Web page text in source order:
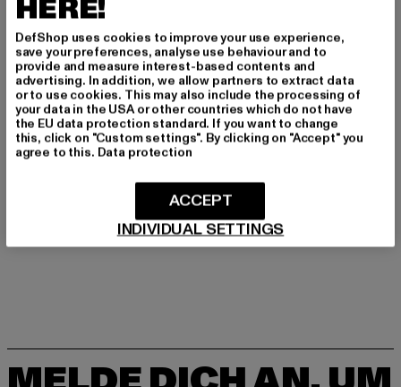
Hersteller: Buffalo Boots GmbH |service-de@buffalo-
boots.com
Schanzenstraße 41 | 51063 Köln | DE
GRÖSSE & PASSFORM
PFLEGEHINWEISE
LIEFERUNG & RÜCKGABE
HERE!
DefShop uses cookies to improve your use experience,
save your preferences, analyse use behaviour and to
provide and measure interest-based contents and
advertising. In addition, we allow partners to extract data
or to use cookies. This may also include the processing of
your data in the USA or other countries which do not have
the EU data protection standard. If you want to change
this, click on "Custom settings". By clicking on "Accept" you
agree to this. Data protection
INDIVIDUAL SETTINGS
ACCEPT